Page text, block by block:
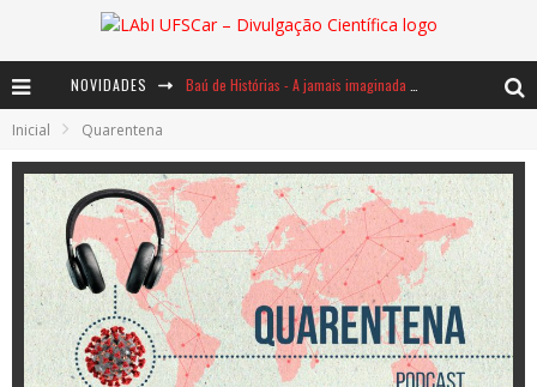
NOVIDADES
Notáveis: Bertha Lutz
Inicial Quarentena